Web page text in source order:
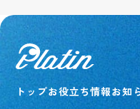
トップお役立ち情報お知